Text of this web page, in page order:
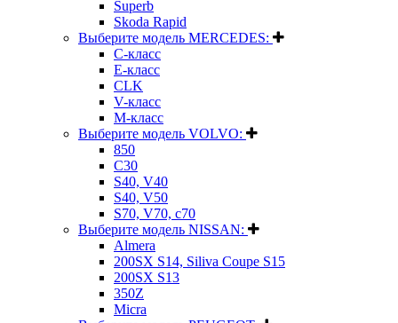
Superb
Skoda Rapid
Выберите модель MERCEDES:
C-класс
E-класс
CLK
V-класс
M-класс
Выберите модель VOLVO:
850
C30
S40, V40
S40, V50
S70, V70, c70
Выберите модель NISSAN:
Almera
200SX S14, Siliva Coupe S15
200SX S13
350Z
Micra